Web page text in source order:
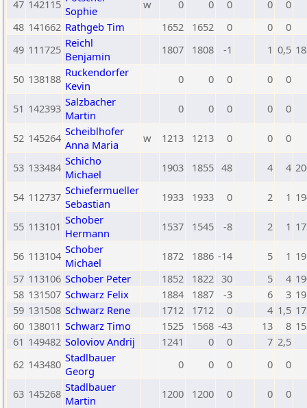
47 142115 Sophie
w 0 0 0 0
0
48 141662 Rathgeb Tim 1652 1652 0 0
0
49 111725 Reichl
Benjamin
1807 1808 -1 1 0,5
50 138188 Ruckendorfer
Kevin
0 0 0 0 0
51 142393 Salzbacher
Martin
0 0 0 0 0
52 145264 Scheiblhofer
Anna Maria
w 1213 1213 0 0 0
53 133484 Schicho
Michael
1903 1855 48 4 4
54 112737 Schiefermueller
Sebastian
1933 1933 0 2 1
55 113101 Schober
Hermann
1537 1545 -8 2 1
56 113104 Schober
Michael
1872 1886 -14 5 1
57 113106 Schober Peter 1852 1822 30 5 4
58 131507 Schwarz Felix 1884 1887 -3 6 3
59 131508 Schwarz Rene 1712 1712 0 4 1,5
60 138011 Schwarz Timo 1525 1568 -43 13 8
61 149482 Soloviov Andrij 1241 0 0 7 2,5
62 143480 Stadlbauer
Georg
0 0 0 0 0
63 145268 Stadlbauer
Martin
1200 1200 0 0 0